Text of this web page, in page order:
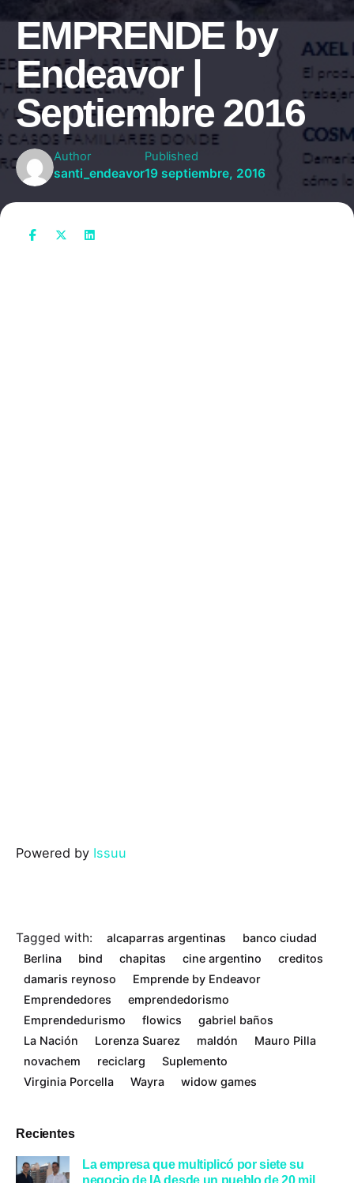
EMPRENDE by
Endeavor |
Septiembre 2016
Author
santi_endeavor
Published
19 septiembre, 2016
Recientes
La empresa que multiplicó por siete su
negocio de IA desde un pueblo de 20 mil
Powered by Issuu
Tagged with: alcaparras argentinas
banco ciudad
Berlina
bind chapitas cine argentino
creditos
damaris reynoso
Emprende by Endeavor
Emprendedores
emprendedorismo
Emprendedurismo
flowics
gabriel baños
La Nación
Lorenza Suarez maldón
Mauro Pilla
novachem
reciclarg
Suplemento
Virginia Porcella
Wayra widow games